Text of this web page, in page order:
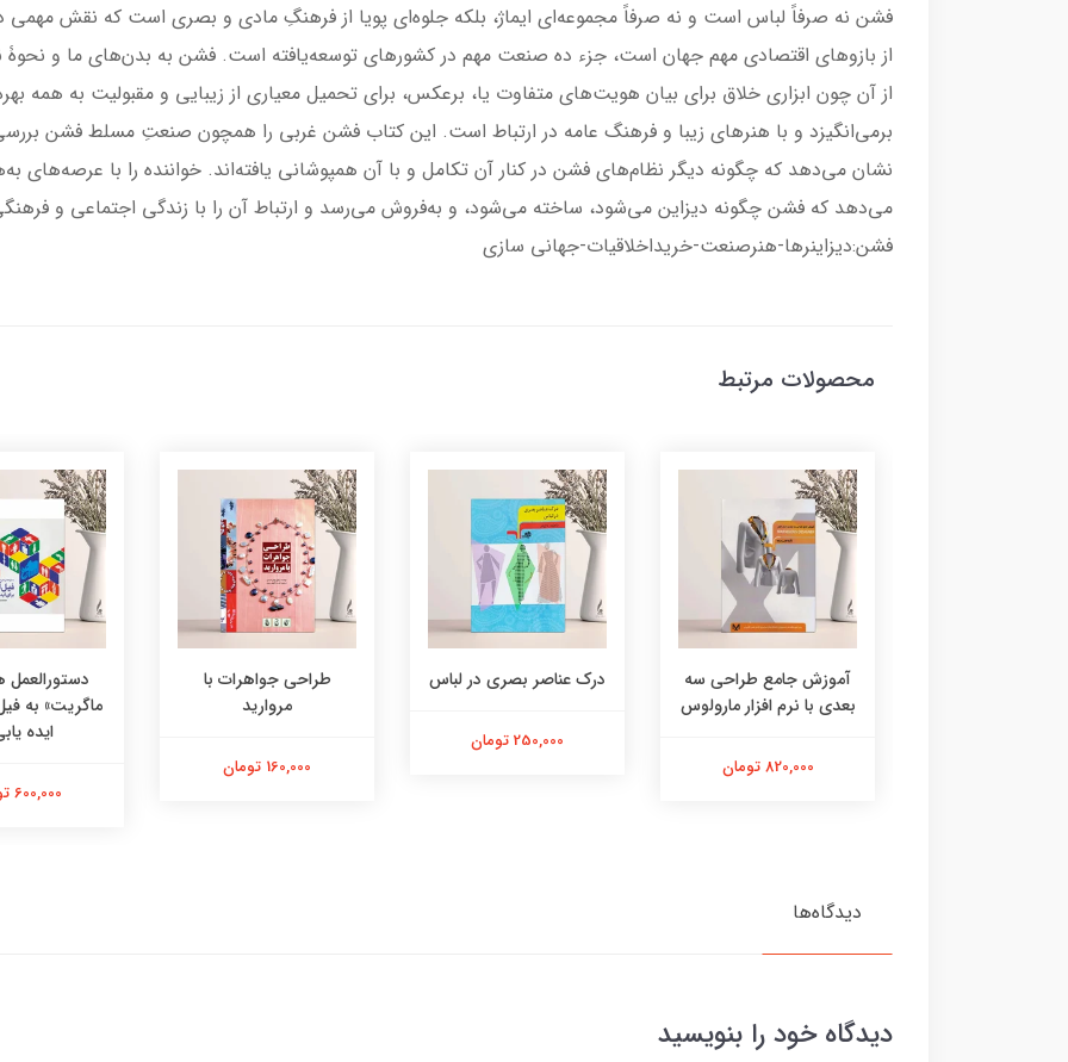
فشن نه صرفاً لباس است و نه صرفاً مجموعه‌ای ایماژ، بلکه جلوه‌ای پویا از فرهنگِ مادی و بصری است که نقش مهمی
از بازوهای اقتصادی مهم جهان است، جزء ده صنعت مهم در کشورهای توسعه‌یافته است. فشن به بدن‌های ما و
از آن چون ابزاری خلاق برای بیان هویت‌های متفاوت یا، برعکس، برای تحمیل معیاری از زیبایی و مقبولیت به همه
برمی‌انگیزد و با هنرهای زیبا و فرهنگ عامه در ارتباط است. این کتاب فشن غربی را همچون صنعتِ مسلط فشن
نشان می‌دهد که چگونه دیگر نظام‌های فشن در کنار آن تکامل و با آن همپوشانی یافته‌اند. خواننده را با
می‌دهد که فشن چگونه دیزاین می‌شود، ساخته می‌شود، و به‌فروش می‌رسد و ارتباط آن را با زندگی اجتماعی و
فشن:دیزاینرها-هنرصنعت-خریداخلاقیات-جهانی سازی
محصولات مرتبط
آموزش جامع طراحی سه
بعدی با نرم افزار مارولوس
820,000 تومان
درک عناصر بصری در لباس
250,000 تومان
طراحی جواهرات با
مروارید
160,000 تومان
دستورالعمل
ماگریت» به
ایده
600,000 تومان
دیدگاه‌ها
دیدگاه خود را بنویسید